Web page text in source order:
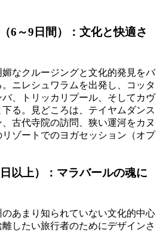
6～9日間）：文化と快適さ
なクルージングと文化的発見をバ
ニレシュワラムを出発し、コッタ
、トリッカリプール、そしてカヴ
る。見どころは、テイヤムダンス
古代寺院の訪問、狭い運河をカヌ
ゾートでのヨガセッション（オプ
以上）：マラバールの魂に
あまり知られていない文化的中心
したい旅行者のためにデザインさ